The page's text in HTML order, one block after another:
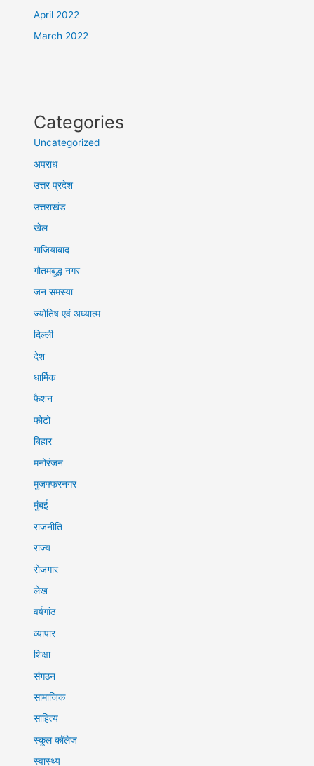
April 2022
March 2022
Categories
Uncategorized
अपराध
उत्तर प्रदेश
उत्तराखंड
खेल
गाजियाबाद
गौतमबुद्ध नगर
जन समस्या
ज्योतिष एवं अध्यात्म
दिल्ली
देश
धार्मिक
फैशन
फोटो
बिहार
मनोरंजन
मुजफ्फरनगर
मुंबई
राजनीति
राज्य
रोजगार
लेख
वर्षगांठ
व्यापार
शिक्षा
संगठन
सामाजिक
साहित्य
स्कूल कॉलेज
स्वास्थ्य